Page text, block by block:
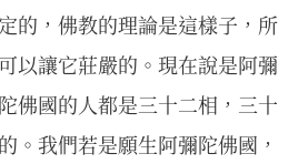
的，佛教的理論是這樣子，所
以讓它莊嚴的。現在說是阿彌
佛國的人都是三十二相，三十
。我們若是願生阿彌陀佛國，